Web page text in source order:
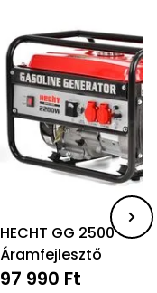
HECHT GG 2500 -
Áramfejlesztő
97 990 Ft